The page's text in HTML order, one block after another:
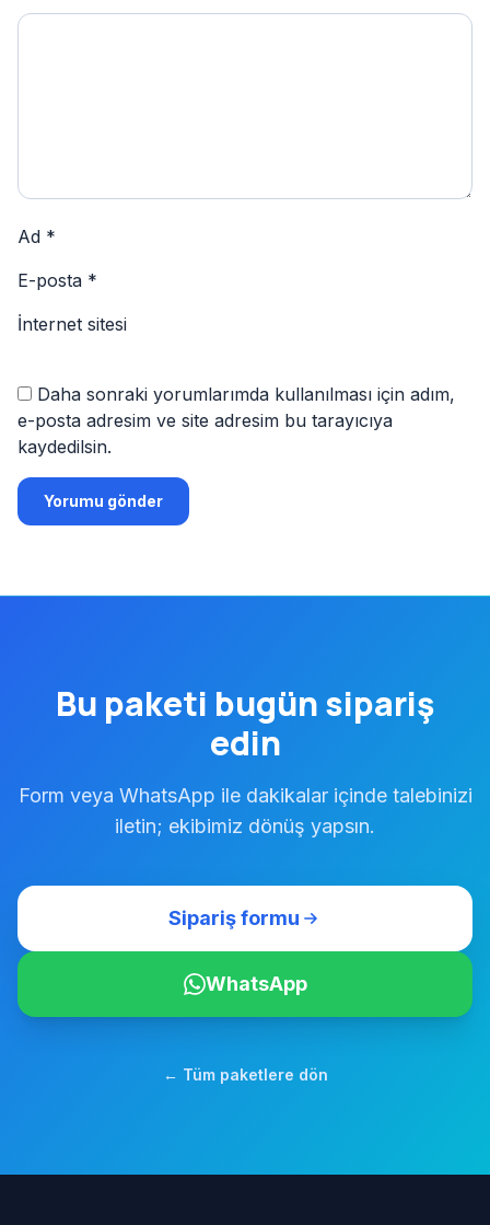
Ad *
E-posta *
İnternet sitesi
Daha sonraki yorumlarımda kullanılması için adım,
e-posta adresim ve site adresim bu tarayıcıya
kaydedilsin.
Bu paketi bugünsipariş
edin
Form veya WhatsApp ile dakikalar içinde talebinizi
iletin; ekibimiz dönüş yapsın.
Sipariş formu
WhatsApp
← Tüm paketlere dön